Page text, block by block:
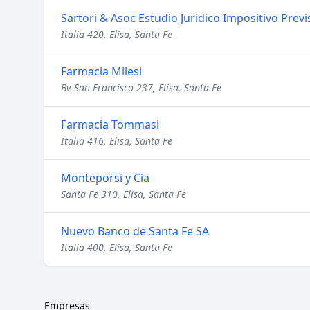
Sartori & Asoc Estudio Juridico Impositivo
Italia 420, Elisa, Santa Fe
Farmacia Milesi
Bv San Francisco 237, Elisa, Santa Fe
Farmacia Tommasi
Italia 416, Elisa, Santa Fe
Monteporsi y Cia
Santa Fe 310, Elisa, Santa Fe
Nuevo Banco de Santa Fe SA
Italia 400, Elisa, Santa Fe
Empresas